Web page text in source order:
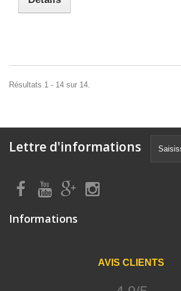
Résultats 1 - 14 sur 14.
Lettre d'informations
Informations
AVIS CLIENTS